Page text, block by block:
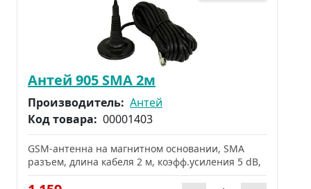
Антей 905 SMA 2м
Производитель: Антей
Код товара: 00001403
GSM-антенна на магнитном основании, SMA
разъем, длина кабеля 2 м, коэфф.усиления 5 dB,